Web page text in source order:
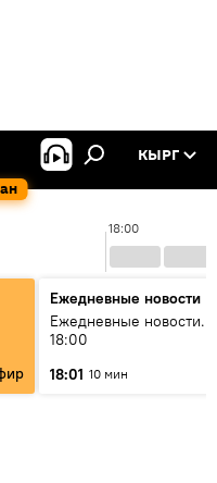
КЫРГ
18:00
Ежедневные новости
Ежедневные новости.
18:00
18:01 10 мин